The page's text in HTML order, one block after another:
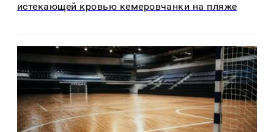
истекающей кровью кемеровчанки на пляже